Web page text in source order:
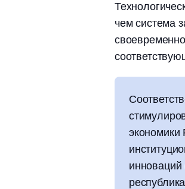
чем система
экономики